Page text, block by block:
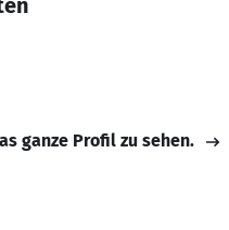
ganze Profil zu sehen.